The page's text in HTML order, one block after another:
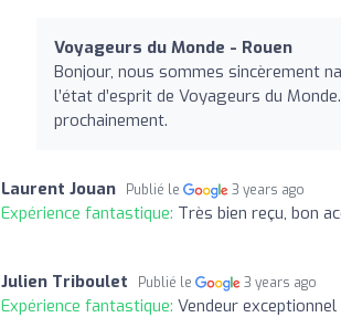
Voyageurs du Monde - Rouen
Bonjour, nous sommes sincèrement
l’état d’esprit de Voyageurs du
prochainement.
Laurent Jouan Publié le 3 years ago
Expérience fantastique: Très bien reçu, bon
Julien Triboulet Publié le 3 years ago
Expérience fantastique: Vendeur